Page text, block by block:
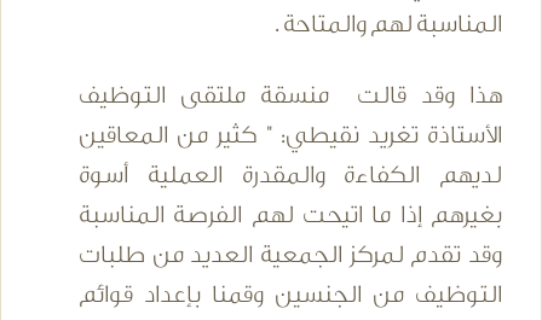
المناسبة لهم والمتاحة .
هذا وقد قالت منسقة ملتقى التوظيف
الأستاذة تغريد نقيطي: " كثير من المعاقين
لديهم الكفاءة والمقدرة العملية أسوة
بغيرهم إذا ما اتيحت لهم الفرصة المناسبة
وقد تقدم لمركز الجمعية العديد من طلبات
التوظيف من الجنسين وقمنا بإعداد قوائم